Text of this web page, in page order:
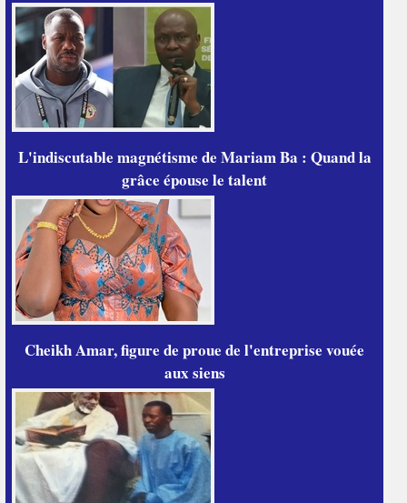
L'indiscutable magnétisme de Mariam Ba : Quand la
grâce épouse le talent
Cheikh Amar, figure de proue de l'entreprise vouée
aux siens